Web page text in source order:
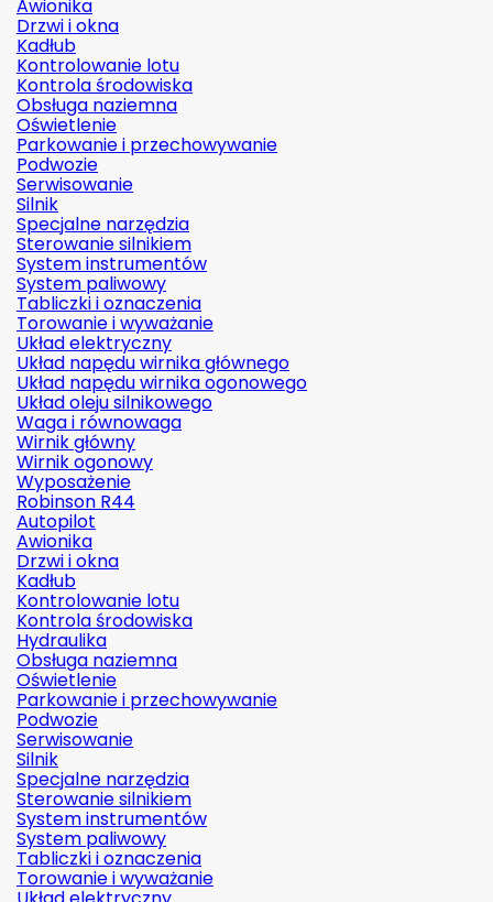
Awionika
Drzwi i okna
Kadłub
Kontrolowanie lotu
Kontrola środowiska
Obsługa naziemna
Oświetlenie
Parkowanie i przechowywanie
Podwozie
Serwisowanie
Silnik
Specjalne narzędzia
Sterowanie silnikiem
System instrumentów
System paliwowy
Tabliczki i oznaczenia
Torowanie i wyważanie
Układ elektryczny
Układ napędu wirnika głównego
Układ napędu wirnika ogonowego
Układ oleju silnikowego
Waga i równowaga
Wirnik główny
Wirnik ogonowy
Wyposażenie
Robinson R44
Autopilot
Awionika
Drzwi i okna
Kadłub
Kontrolowanie lotu
Kontrola środowiska
Hydraulika
Obsługa naziemna
Oświetlenie
Parkowanie i przechowywanie
Podwozie
Serwisowanie
Silnik
Specjalne narzędzia
Sterowanie silnikiem
System instrumentów
System paliwowy
Tabliczki i oznaczenia
Torowanie i wyważanie